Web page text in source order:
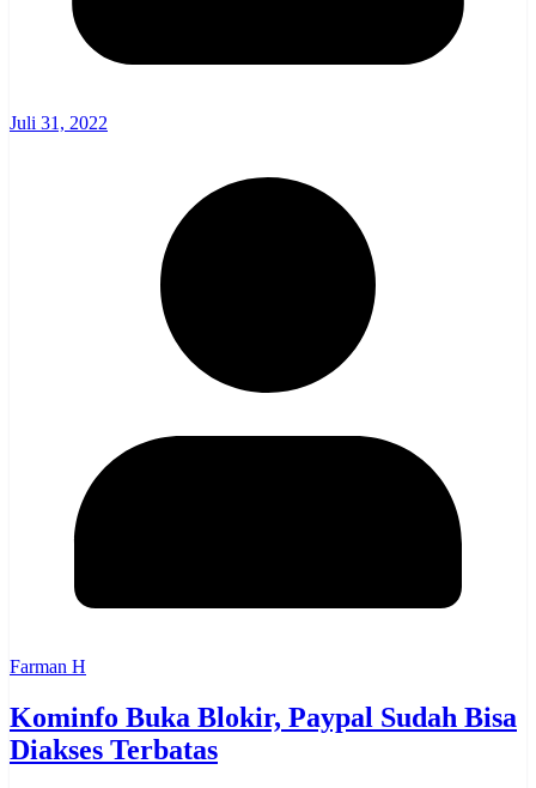
Juli 31, 2022
Farman H
Kominfo Buka Blokir, Paypal Sudah Bisa
Diakses Terbatas